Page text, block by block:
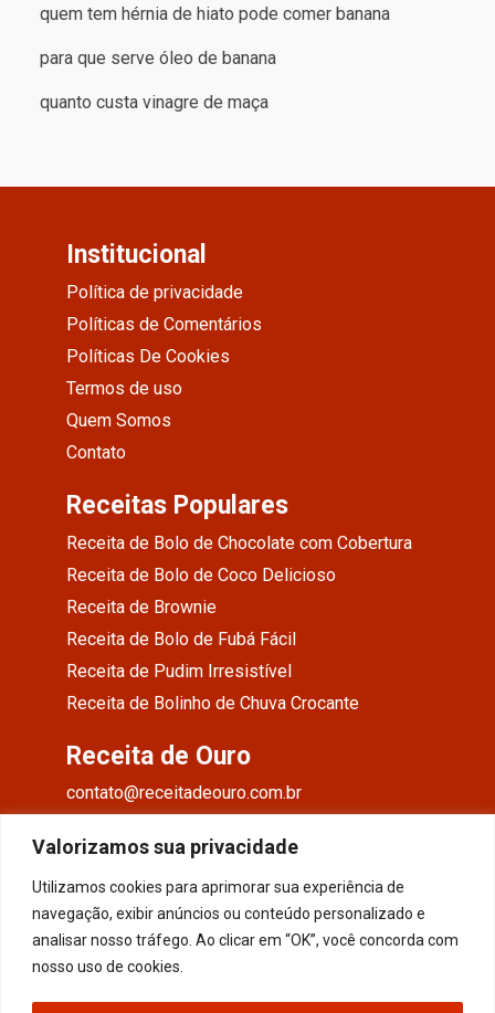
Valorizamos sua privacidade
Utilizamos cookies para aprimorar sua experiência de
navegação, exibir anúncios ou conteúdo personalizado e
analisar nosso tráfego. Ao clicar em “OK”, você concorda com
nosso uso de cookies.
quem tem hérnia de hiato pode comer banana
para que serve óleo de banana
quanto custa vinagre de maça
Institucional
Política de privacidade
Políticas de Comentários
Políticas De Cookies
Termos de uso
Quem Somos
Contato
Receitas Populares
Receita de Bolo de Chocolate com Cobertura
Receita de Bolo de Coco Delicioso
Receita de Brownie
Receita de Bolo de Fubá Fácil
Receita de Pudim Irresistível
Receita de Bolinho de Chuva Crocante
Receita de Ouro
contato@receitadeouro.com.br
Facebook
Instagram
Pinterest